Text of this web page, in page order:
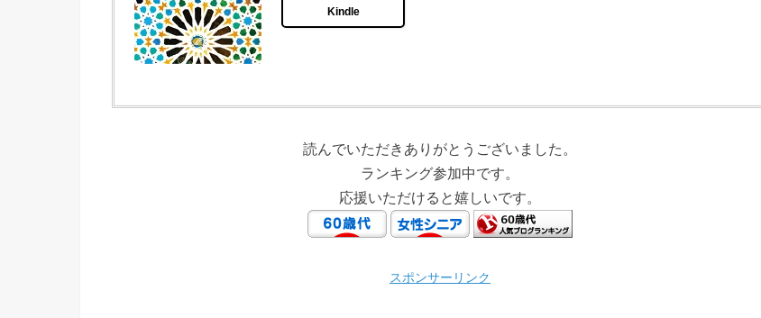
Kindle
読んでいただきありがとうございました。
ランキング参加中です。
応援いただけると嬉しいです。
スポンサーリンク